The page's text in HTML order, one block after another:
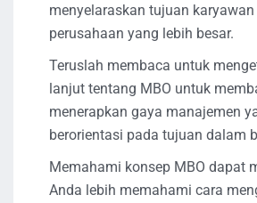
menyelaraskan tujuan
perusahaan yang lebih besar.
Teruslah membaca untuk
lanjut tentang MBO untuk
menerapkan gaya manajemen
berorientasi pada tujuan dalam
Memahami konsep MBO dapat
Anda lebih memahami cara